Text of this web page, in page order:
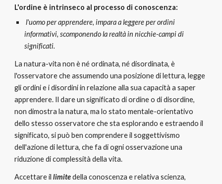
L'ordine è intrinseco al processo di conoscenza:
l'uomo per apprendere, impara a leggere per ordini
informativi, scomponendo la realtà in nicchie-campi di
significati.
La natura-vita non è né ordinata, né disordinata, è
l'osservatore che assumendo una posizione di lettura, legge
gli ordini e i disordini in relazione alla sua capacità a saper
apprendere. Il dare un significato di ordine o di disordine,
non dimostra la natura, ma lo stato mentale-orientativo
dello stesso osservatore che sta esplorando e estraendo il
significato, si può ben comprendere il soggettivismo
dell'azione di lettura, che fa di ogni osservazione una
riduzione di complessità della vita.
Accettare il limite della conoscenza e relativa scienza,